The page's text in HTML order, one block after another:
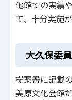
他館での実績
て、十分実施
大久保委員
提案書に記載
美原文化会館